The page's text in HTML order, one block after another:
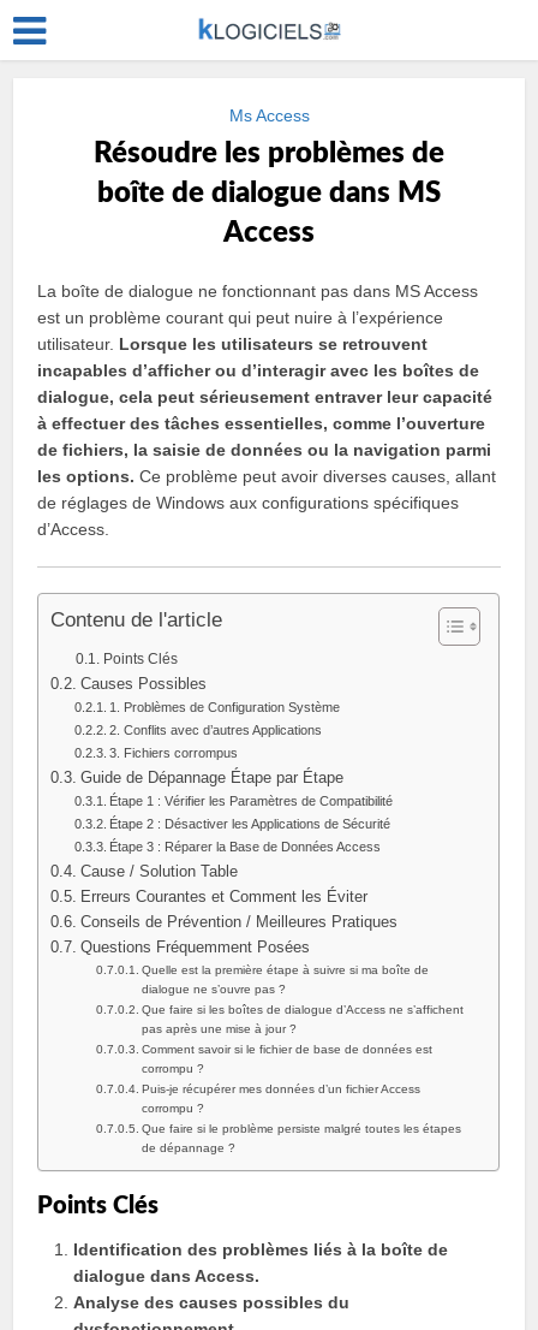
Ms Access
Résoudre les problèmes de
boîte de dialogue dans MS
Access
La boîte de dialogue ne fonctionnant pas dans MS Access
est un problème courant qui peut nuire à l’expérience
utilisateur. Lorsque les utilisateurs se retrouvent
incapables d’afficher ou d’interagir avec les boîtes de
dialogue, cela peut sérieusement entraver leur capacité
à effectuer des tâches essentielles, comme l’ouverture
de fichiers, la saisie de données ou la navigation parmi
les options. Ce problème peut avoir diverses causes, allant
de réglages de Windows aux configurations spécifiques
d’Access.
Contenu de l'article
Points Clés
Causes Possibles
1. Problèmes de Configuration Système
2. Conflits avec d’autres Applications
3. Fichiers corrompus
Guide de Dépannage Étape par Étape
Étape 1 : Vérifier les Paramètres de Compatibilité
Étape 2 : Désactiver les Applications de Sécurité
Étape 3 : Réparer la Base de Données Access
Cause / Solution Table
Erreurs Courantes et Comment les Éviter
Conseils de Prévention / Meilleures Pratiques
Questions Fréquemment Posées
Quelle est la première étape à suivre si ma boîte de
dialogue ne s’ouvre pas ?
Que faire si les boîtes de dialogue d’Access ne s’affichent
pas après une mise à jour ?
Comment savoir si le fichier de base de données est
corrompu ?
Puis-je récupérer mes données d’un fichier Access
corrompu ?
Que faire si le problème persiste malgré toutes les étapes
de dépannage ?
Points Clés
Identification des problèmes liés à la boîte de
dialogue dans Access.
Analyse des causes possibles du